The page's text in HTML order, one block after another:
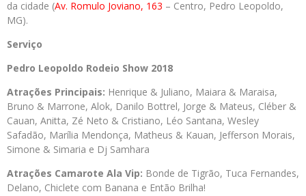
da cidade (Av. Romulo Joviano, 163 – Centro, Pedro Leopoldo,
MG).
Serviço
Pedro Leopoldo Rodeio Show 2018
Atrações Principais: Henrique & Juliano, Maiara & Maraisa,
Bruno & Marrone, Alok, Danilo Bottrel, Jorge & Mateus, Cléber &
Cauan, Anitta, Zé Neto & Cristiano, Léo Santana, Wesley
Safadão, Marília Mendonça, Matheus & Kauan, Jefferson Morais,
Simone & Simaria e Dj Samhara
Atrações Camarote Ala Vip: Bonde de Tigrão, Tuca Fernandes,
Delano, Chiclete com Banana e Então Brilha!